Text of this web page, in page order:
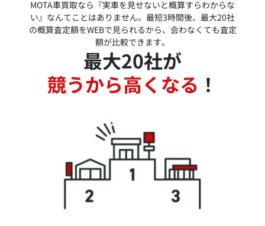
MOTA車買取なら『実車を見せないと概算すらわからな
い』なんてことはありません。最短3時間後、最大20社
の概算査定額をWEBで見られるから、会わなくても査定
額が比較できます。
最大20社が
競うから高くなる ！